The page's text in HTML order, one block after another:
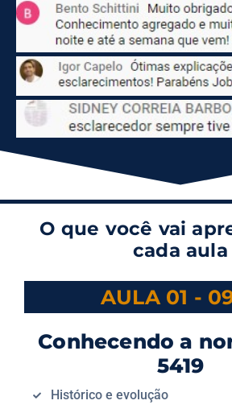
O que você vai
cada aula
AULA 01 -
Conhecendo a
5419
Histórico e evolução